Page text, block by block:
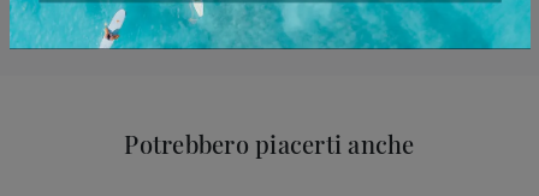
Potrebbero piacerti anche